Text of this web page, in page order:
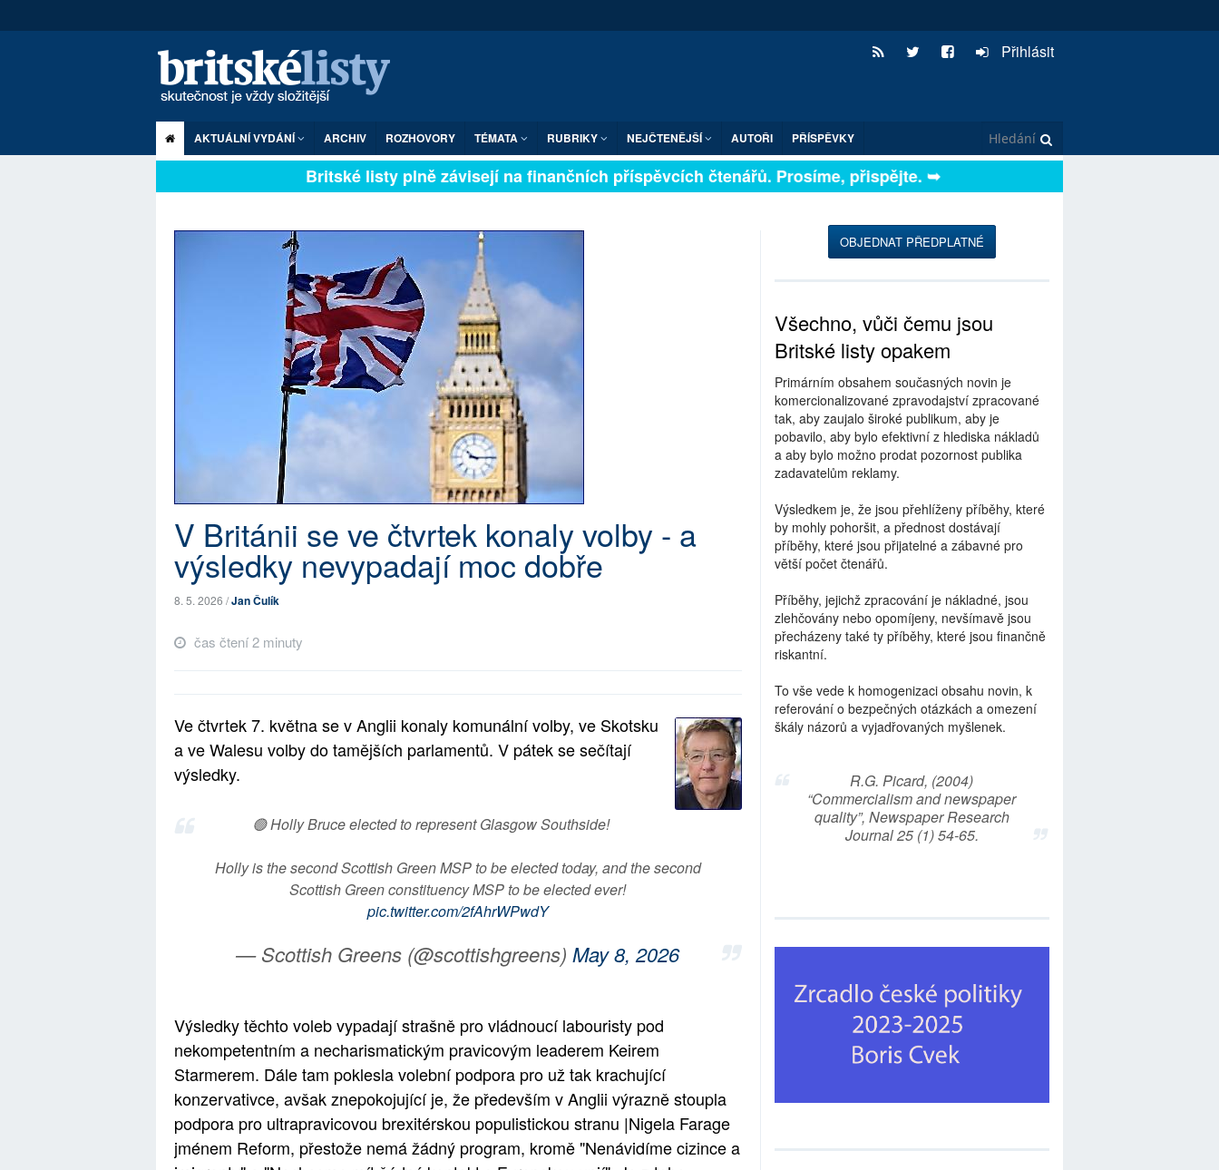
Přihlásit
AKTUÁLNÍ VYDÁNÍ ARCHIV ROZHOVORY TÉMATA RUBRIKY NEJČTENĚJŠÍ AUTOŘI PŘÍSPĚVKY
Britské listy plně závisejí na finančních příspěvcích čtenářů. Prosíme, přispějte. ➥
V Británii se ve čtvrtek konaly volby - a
výsledky nevypadají moc dobře
8. 5. 2026 /Jan Čulík
čas čtení 2 minuty
Ve čtvrtek 7. května se v Anglii konaly komunální volby, ve Skotsku
a ve Walesu volby do tamějších parlamentů. V pátek se sečítají
výsledky.
🟢 Holly Bruce elected to represent Glasgow Southside!
Holly is the second Scottish Green MSP to be elected today, and the second
Scottish Green constituency MSP to be elected ever!
pic.twitter.com/2fAhrWPwdY
— Scottish Greens (@scottishgreens)May 8, 2026
Výsledky těchto voleb vypadají strašně pro vládnoucí labouristy pod
nekompetentním a necharismatickým pravicovým leaderem Keirem
Starmerem. Dále tam poklesla volební podpora pro už tak krachující
konzervativce, avšak znepokojující je, že především v Anglii výrazně stoupla
podpora pro ultrapravicovou brexitérskou populistickou stranu |Nigela Farage
jménem Reform, přestože nemá žádný program, kromě "Nenávidíme cizince a
OBJEDNAT PŘEDPLATNÉ
Všechno, vůči čemu jsou
Britské listy opakem
Primárním obsahem současných novin je
komercionalizované zpravodajství zpracované
tak, aby zaujalo široké publikum, aby je
pobavilo, aby bylo efektivní z hlediska nákladů
a aby bylo možno prodat pozornost publika
zadavatelům reklamy.
Výsledkem je, že jsou přehlíženy příběhy, které
by mohly pohoršit, a přednost dostávají
příběhy, které jsou přijatelné a zábavné pro
větší počet čtenářů.
Příběhy, jejichž zpracování je nákladné, jsou
zlehčovány nebo opomíjeny, nevšímavě jsou
přecházeny také ty příběhy, které jsou finančně
riskantní.
To vše vede k homogenizaci obsahu novin, k
referování o bezpečných otázkách a omezení
škály názorů a vyjadřovaných myšlenek.
R.G. Picard, (2004)
“Commercialism and newspaper
quality”, Newspaper Research
Journal 25 (1) 54-65.